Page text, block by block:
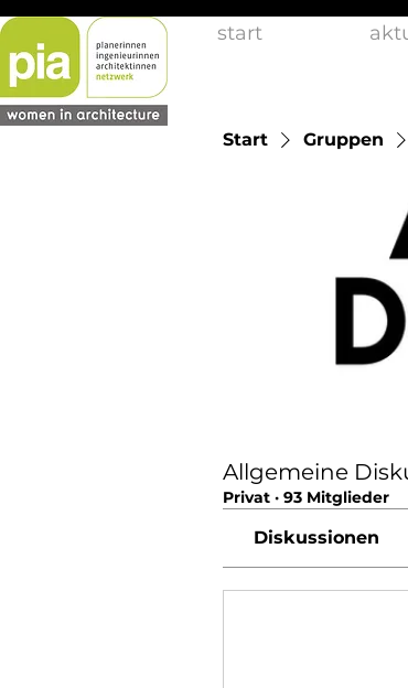
start
Start Gruppen
Allgemeine
Privat · 93 Mitglieder
Diskussionen